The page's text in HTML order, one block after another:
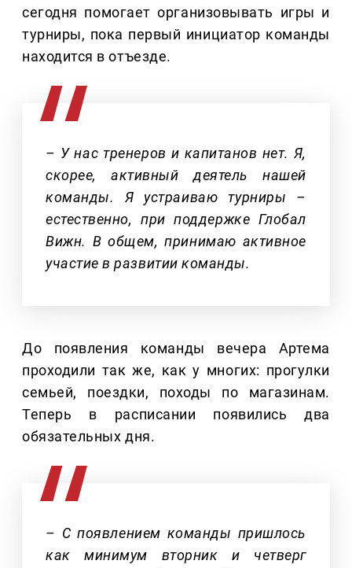
сегодня помогает организовывать игры и
турниры, пока первый инициатор команды
находится в отъезде.
– У нас тренеров и капитанов нет. Я,
скорее, активный деятель нашей
команды. Я устраиваю турниры –
естественно, при поддержке Глобал
Вижн. В общем, принимаю активное
участие в развитии команды.
До появления команды вечера Артема
проходили так же, как у многих: прогулки
семьей, поездки, походы по магазинам.
Теперь в расписании появились два
обязательных дня.
– С появлением команды пришлось
как минимум вторник и четверг